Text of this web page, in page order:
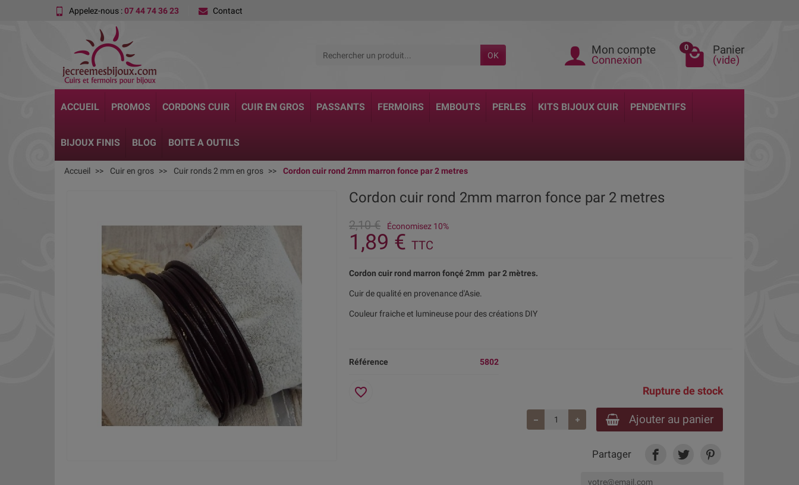
Appelez-nous :07 44 74 36 23 Contact
OK Mon compte
Connexion
0 Panier
(vide)
ACCUEIL PROMOS CORDONS CUIR CUIR EN GROS PASSANTS FERMOIRS EMBOUTS PERLES KITS BIJOUX CUIR PENDENTIFS
BIJOUX FINIS BLOG BOITE A OUTILS
Accueil Cuir en gros Cuir ronds 2 mm en gros Cordon cuir rond 2mm marron fonce par 2 metres
Cordon cuir rond 2mm marron fonce par 2 metres
2,10 € Économisez 10%
1,89 € TTC
Cordon cuir rond marron fonçé 2mm par 2 mètres.
Cuir de qualité en provenance d'Asie.
Couleur fraiche et lumineuse pour des créations DIY
Référence 5802
Rupture de stock
Ajouter au panier
favorite_border
Partager